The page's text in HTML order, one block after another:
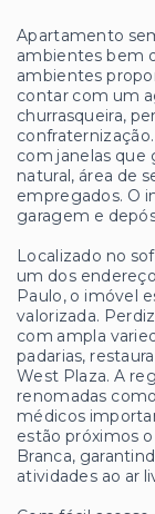
Apartamento
ambientes bem
ambientes
contar com um
churrasqueira,
com janelas que
natural, área de
empregados. O
garagem e
Localizado no
um dos
Paulo, o imóvel
valorizada.
com ampla
padarias,
West Plaza. A
renomadas
médicos
estão próximos
Branca,
atividades ao ar